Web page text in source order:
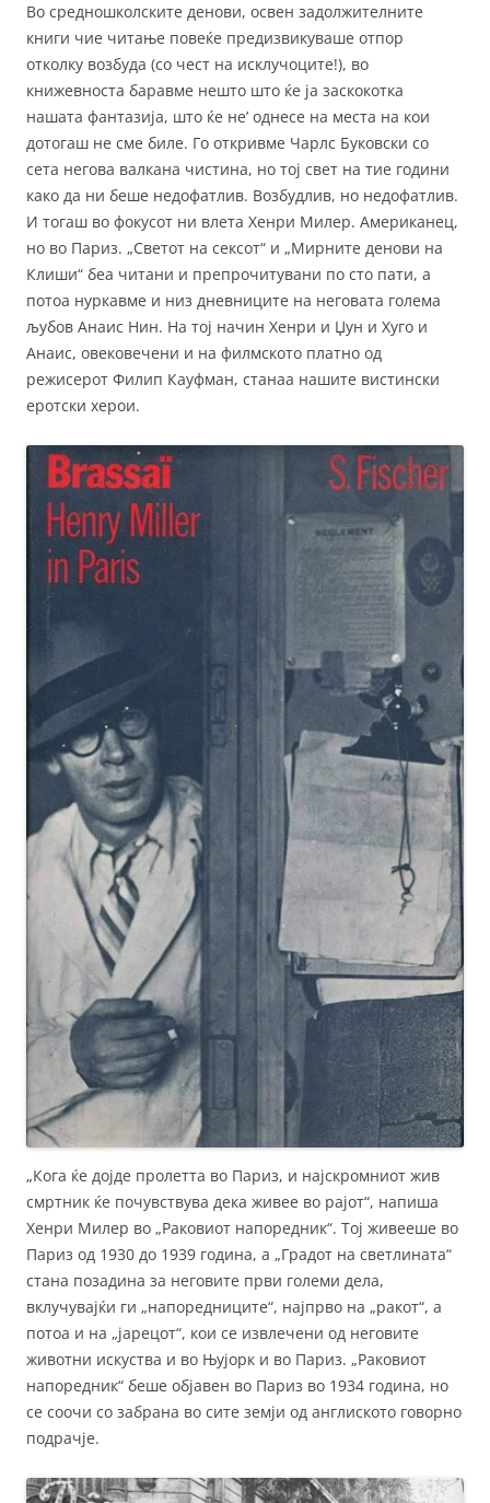
c
e
b
o
o
k
itt
er
ai
l
ss
e
n
g
er
Во средношколските денови, освен задолжителните
книги чие читање повеќе предизвикуваше отпор
отколку возбуда (со чест на исклучоците!), во
книжевноста баравме нешто што ќе ја заскокотка
нашата фантазија, што ќе не’ однесе на места на кои
дотогаш не сме биле. Го откривме Чарлс Буковски со
сета негова валкана чистина, но тој свет на тие години
како да ни беше недофатлив. Возбудлив, но недофатлив.
И тогаш во фокусот ни влета Хенри Милер. Американец,
но во Париз. „Светот на сексот“ и „Мирните денови на
Клиши“ беа читани и препрочитувани по сто пати, а
потоа нуркавме и низ дневниците на неговата голема
љубов Анаис Нин. На тој начин Хенри и Џун и Хуго и
Анаис, овековечени и на филмското платно од
режисерот Филип Кауфман, станаа нашите вистински
еротски херои.
„Кога ќе дојде пролетта во Париз, и најскромниот жив
смртник ќе почувствува дека живее во рајот“, напиша
Хенри Милер во „Раковиот напоредник“. Тој живееше во
Париз од 1930 до 1939 година, а „Градот на светлината“
стана позадина за неговите први големи дела,
вклучувајќи ги „напоредниците“, најпрво на „ракот“, а
потоа и на „јарецот“, кои се извлечени од неговите
животни искуства и во Њујорк и во Париз. „Раковиот
напоредник“ беше објавен во Париз во 1934 година, но
се соочи со забрана во сите земји од англиското говорно
подрачје.